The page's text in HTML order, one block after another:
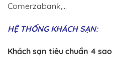
Comerzabank,…
HỆ THỐNG KHÁCH SẠN:
Khách sạn tiêu chuẩn 4